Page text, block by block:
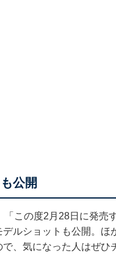
公開
この度2月28日に発売
ルショットも公開。ほ
、気になった人はぜひ